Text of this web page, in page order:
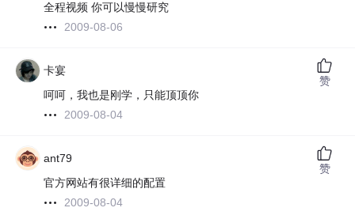
全程视频 你可以慢慢研究
2009-08-06
卡宴
呵呵，我也是刚学，只能顶顶你
2009-08-04
赞
ant79
官方网站有很详细的配置
2009-08-04
赞